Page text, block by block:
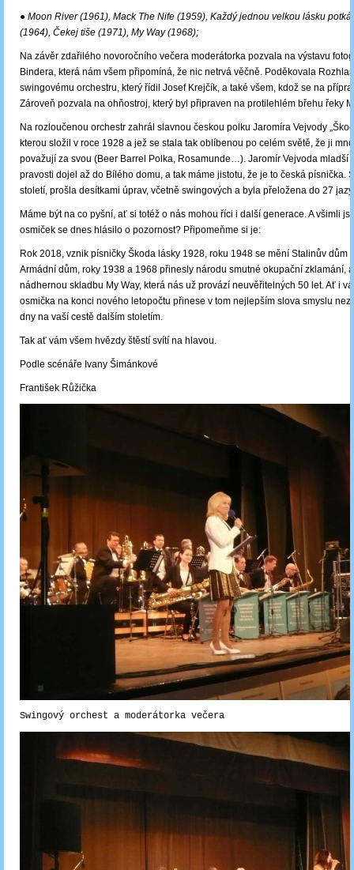
● Moon River (1961), Mack The Nife (1959), Každý jednou velkou lásku potká
(1964), Čekej tiše (1971), My Way (1968);
Na závěr zdařilého novoročního večera moderátorka pozvala na výstavu
Bindera, která nám všem připomíná, že nic netrvá věčně. Poděkovala
swingovému orchestru, který řídil Josef Krejčík, a také všem, kdož se na
Zároveň pozvala na ohňostroj, který byl připraven na protilehlém břehu řeky
Na rozloučenou orchestr zahrál slavnou českou polku Jaromíra Vejvody
kterou složil v roce 1928 a jež se stala tak oblíbenou po celém světě, že ji
považují za svou (Beer Barrel Polka, Rosamunde…). Jaromír Vejvoda mladší
pravosti dojel až do Bílého domu, a tak máme jistotu, že je to česká písnička.
století, prošla desítkami úprav, včetně swingových a byla přeložena do 27
Máme být na co pyšní, ať si totéž o nás mohou říci i další generace. A všimli
osmiček se dnes hlásilo o pozornost? Připomeňme si je:
Rok 2018, vznik písničky Škoda lásky 1928, roku 1948 se mění Stalinův dům
Armádní dům, roky 1938 a 1968 přinesly národu smutné okupační zklamání,
nádhernou skladbu My Way, která nás už provází neuvěřitelných 50 let. Ať i
osmička na konci nového letopočtu přinese v tom nejlepším slova smyslu
dny na vaší cestě dalším stoletím.
Tak ať vám všem hvězdy štěstí svítí na hlavou.
Podle scénáře Ivany Šimánkové
František Růžička
Swingový orchest a moderátorka večera